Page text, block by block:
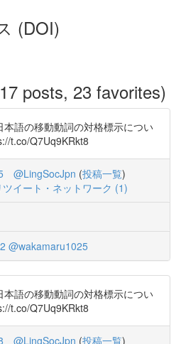
(DOI)
posts, 23 favorites)
本語の移動動詞の対格標示につい
t.co/Q7Uq9KRkt8
@LingSocJpn (投稿一覧)
ツイート・ネットワーク (1)
@wakamaru1025
本語の移動動詞の対格標示につい
t.co/Q7Uq9KRkt8
@LingSocJpn (投稿一覧)